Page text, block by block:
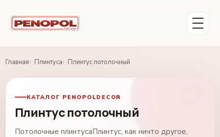
Главная Плинтуса Плинтус потолочный
КАТАЛОГ PENOPOLDECOR
Плинтус потолочный
Потолочные плинтусаПлинтус, как ничто другое,